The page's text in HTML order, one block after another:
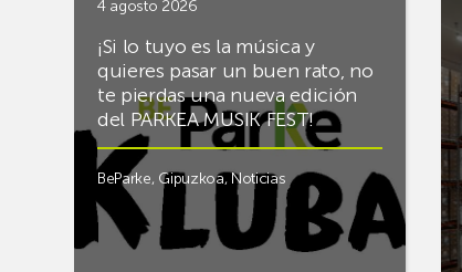
4 agosto 2026
¡Si lo tuyo es la música y
quieres pasar un buen rato, no
te pierdas una nueva edición
del PARKEA MUSIK FEST!
BeParke, Gipuzkoa,Noticias